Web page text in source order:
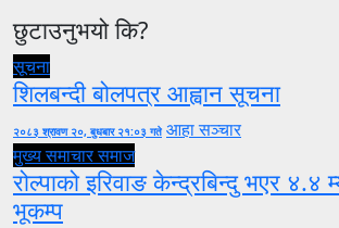
छुटाउनुभयो कि?
सूचना
शिलबन्दी बोलपत्र आह्वान सूचना
२०८३ श्रावण २०, बुधबार २१:०३ गते आहा सञ्चार
मुख्य समाचारसमाज
रोल्पाको इरिवाङ केन्द्रबिन्दु भएर ४.४
भूकम्प